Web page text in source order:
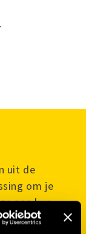
uit de
om je
app kun